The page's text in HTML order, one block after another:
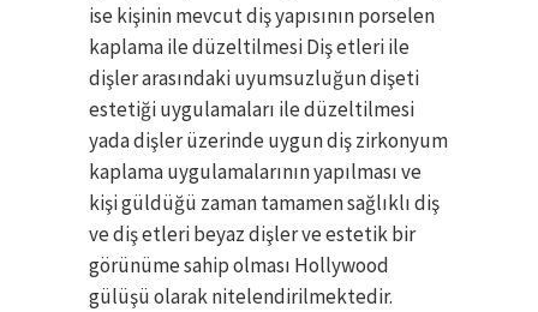
ise kişinin mevcut diş yapısının porselen
kaplama ile düzeltilmesi Diş etleri ile
dişler arasındaki uyumsuzluğun dişeti
estetiği uygulamaları ile düzeltilmesi
yada dişler üzerinde uygun diş zirkonyum
kaplama uygulamalarının yapılması ve
kişi güldüğü zaman tamamen sağlıklı diş
ve diş etleri beyaz dişler ve estetik bir
görünüme sahip olması Hollywood
gülüşü olarak nitelendirilmektedir.